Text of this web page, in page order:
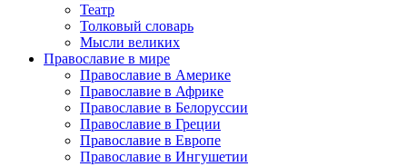
Театр
Толковый словарь
Мысли великих
Православие в мире
Православие в Америке
Православие в Африке
Православие в Белоруссии
Православие в Греции
Православие в Европе
Православие в Ингушетии